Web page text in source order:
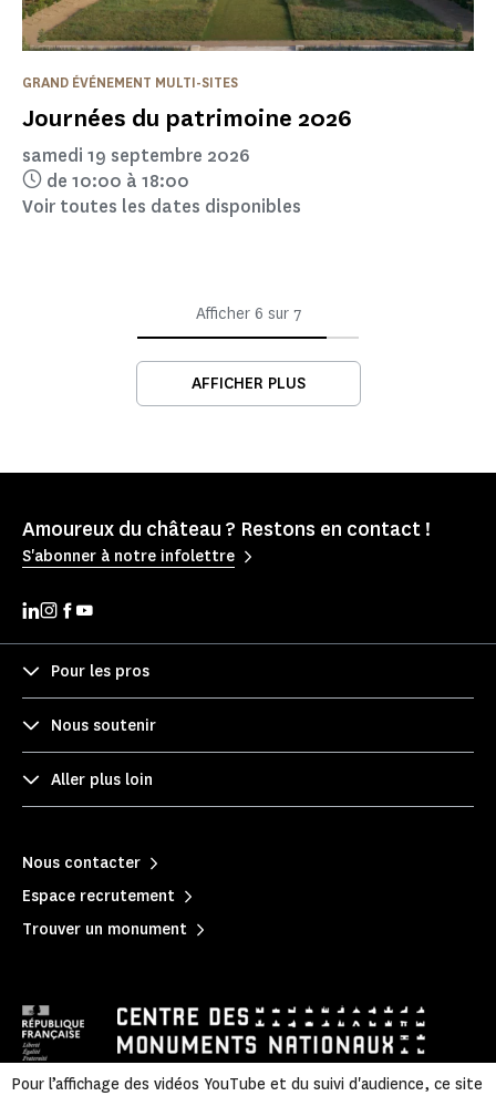
Journées du patrimoine 2026
GRAND ÉVÉNEMENT MULTI-SITES
samedi 19 septembre 2026
de 10:00 à 18:00
Voir toutes les dates disponibles
Afficher 6 sur 7
AFFICHER PLUS
Amoureux du château ? Restons en contact !
S'abonner à notre infolettre
Pour les pros
Nous soutenir
Aller plus loin
Nous contacter
Espace recrutement
Trouver un monument
Pour l’affichage des vidéos YouTube et du suivi d'audience, ce site